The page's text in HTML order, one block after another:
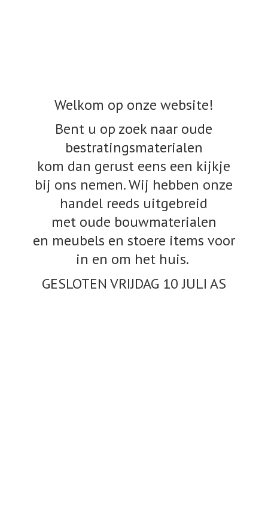
Welkom op onze website!
Bent u op zoek naar oude
bestratingsmaterialen
kom dan gerust eens een kijkje
bij ons nemen. Wij hebben onze
handel reeds uitgebreid
met oude bouwmaterialen
en meubels en stoere items voor
in en om het huis.
GESLOTEN VRIJDAG 10JULI AS